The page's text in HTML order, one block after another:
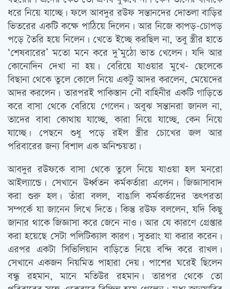
ধরে নিয়ে যাচ্ছে। ফলে আবদুর রউফ সন্তানদের দোতলা বাড়ির
ভিতরের একটি কক্ষে পাঠিয়ে দিলেন। আর নিজে কাপড়-চোপড়
পড়ে তৈরি হয়ে নিলেন। খেতে ইচ্ছে করছিল না, তবু স্ত্রীর হাতে
‘শেষবারের’ মতো মনে করে দু’মুঠো ভাত খেলেন। যদি আর
কোনোদিন দেখা না হয়। বেরিয়ে যাওয়ার মুখে- ছেলেকে
বিছানা থেকে তুলে কোলে নিয়ে একটু আদর করলেন, মেয়েদের
আদর করলেন। তারপরই পাকিস্তান নৌ বাহিনীর একটি গাড়িতে
করে বাসা থেকে বেরিয়ে গেলেন। অবুঝ সন্তানরা জানল না,
তাদের বাবা কোথায় যাচ্ছে, কারা নিয়ে যাচ্ছে, কেন নিয়ে
যাচ্ছে। পেছনে শুধু পড়ে রইল স্ত্রীর চোখের জল আর
পরিবারের জন্য বিশাল এক অনিশ্চয়তা।
আবদুর রউফকে বাসা থেকে তুলে নিয়ে যাওয়া হল মনরো
আইল্যান্ডে। সেখানে উর্ধ্বতন কর্মকর্তারা এলেন। জিজ্ঞাসাবাদ
করা শুরু হল। তাঁরা বলল, বাঙালি কর্মকর্তাদের তৎপরতা
সম্পর্কে যা জানেন লিখে দিতে। কিন্তু রউফ বললেন, যদি কিছু
জানার থাকে জিজ্ঞাসা করে জেনে নাও। আর যে কারণে গ্রেপ্তার
করা হয়েছে সেটা পলিটিক্যাল কারণ। সুতরাং যা করার করেন।
এরপর একটা সিভিলিয়ান বাড়িতে নিয়ে বন্দি করে রাখল।
সেখানে একজন নিয়মিত পাহারা দেয়। পাশের ঘরেই ছিলেন
বন্ধু রহমান, মানে মতিউর রহমান। তারপর থেকে তো